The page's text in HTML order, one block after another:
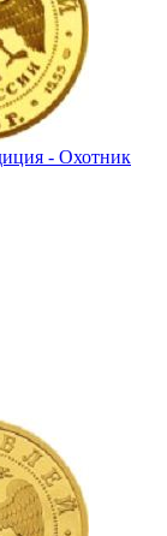
- Охотник